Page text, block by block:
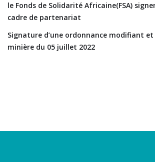
le Fonds de Solidarité Africaine(FSA)
cadre de partenariat
Signature d’une ordonnance modifiant
minière du 05 juillet 2022